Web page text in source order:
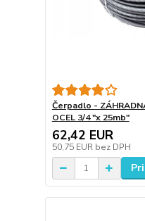
Čerpadlo -
OCEL 3/4 "x 25mb"
62,42 EUR
50,75 EUR bez DPH